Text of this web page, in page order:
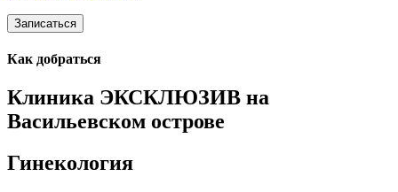
Записаться
Как добраться
Клиника ЭКСКЛЮЗИВ на
Васильевском острове
Гинекология